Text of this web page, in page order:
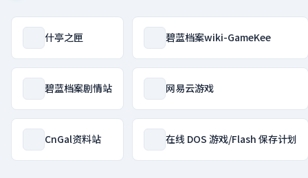
什亭之匣 碧蓝档案wiki-GameKee
碧蓝档案剧情站 网易云游戏
CnGal资料站 在线 DOS 游戏/Flash 保存计划